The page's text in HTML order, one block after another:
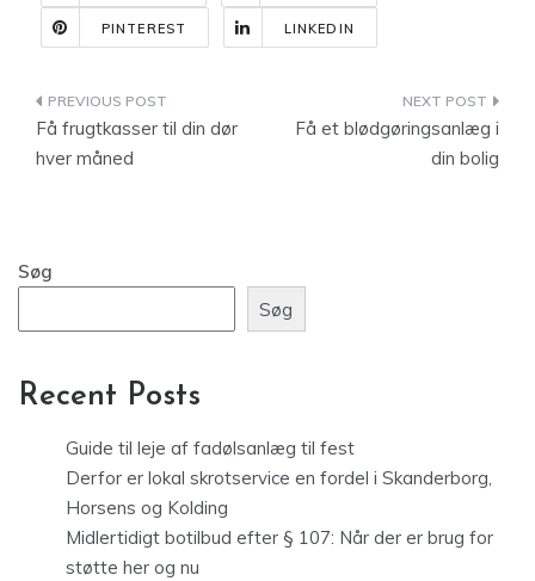
PINTEREST LINKEDIN
Indlægsnavigation
Få frugtkasser til din dør
hver måned
Få et blødgøringsanlæg i
din bolig
Søg
Søg
Recent Posts
Guide til leje af fadølsanlæg til fest
Derfor er lokal skrotservice en fordel i Skanderborg,
Horsens og Kolding
Midlertidigt botilbud efter § 107: Når der er brug for
støtte her og nu